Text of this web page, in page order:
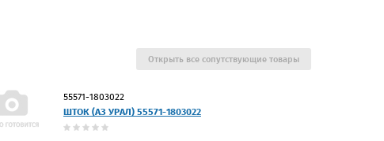
55571-1803022
ШТОК (АЗ УРАЛ) 55571-1803022
Открыть все сопутствующие товары